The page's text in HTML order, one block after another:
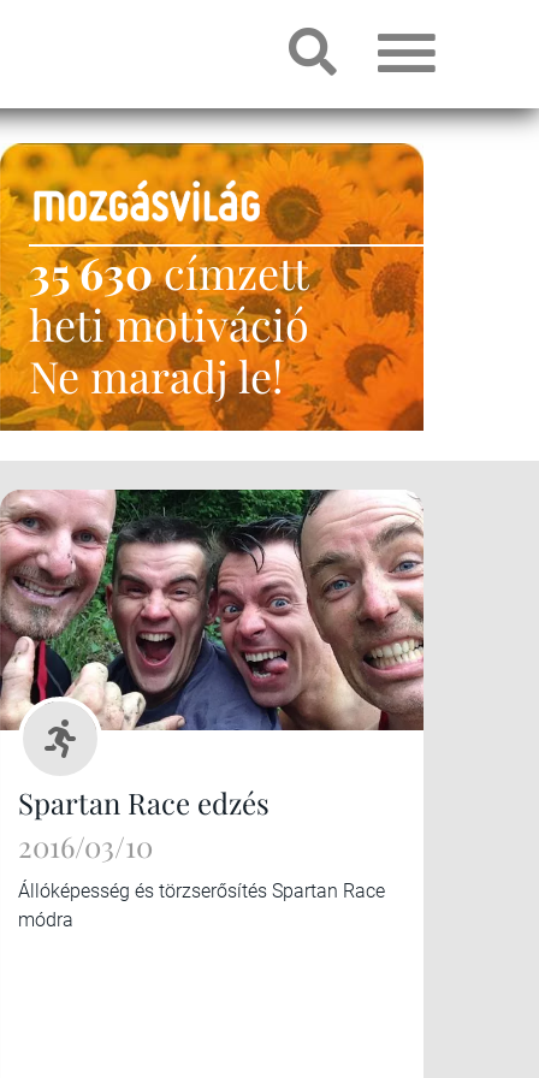
35 630címzett
heti motiváció
Ne maradj le!
Spartan Race edzés
2016/03/10
Állóképesség és törzserősítés Spartan Race
módra